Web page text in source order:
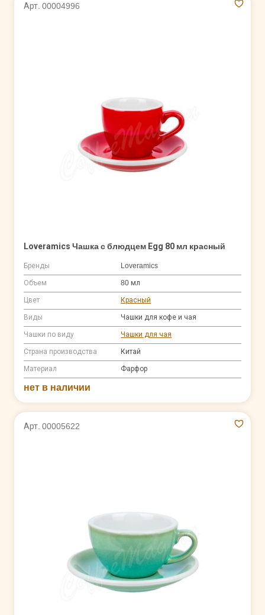
Арт. 00004996
Loveramics Чашка с блюдцем Egg 80 мл красный
Бренды Loveramics
Объем 80 мл
Цвет Красный
Виды Чашки для кофе и чая
Чашки по виду Чашки для чая
Страна производства Китай
Материал Фарфор
нет в наличии
Арт. 00005622